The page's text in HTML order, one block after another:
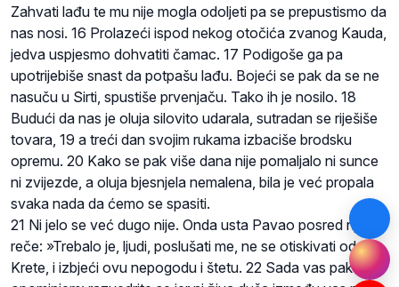
Zahvati lađu te mu nije mogla odoljeti pa se prepustismo da
nas nosi. 16 Prolazeći ispod nekog otočića zvanog Kauda,
jedva uspjesmo dohvatiti čamac. 17 Podigoše ga pa
upotrijebiše snast da potpašu lađu. Bojeći se pak da se ne
nasuču u Sirti, spustiše prvenjaču. Tako ih je nosilo. 18
Budući da nas je oluja silovito udarala, sutradan se riješiše
tovara, 19 a treći dan svojim rukama izbaciše brodsku
opremu. 20 Kako se pak više dana nije pomaljalo ni sunce
ni zvijezde, a oluja bjesnjela nemalena, bila je već propala
svaka nada da ćemo se spasiti.
21 Ni jelo se već dugo nije. Onda usta Pavao posred njih i
reče: »Trebalo je, ljudi, poslušati me, ne se otiskivati od
Krete, i izbjeći ovu nepogodu i štetu. 22 Sada vas pak